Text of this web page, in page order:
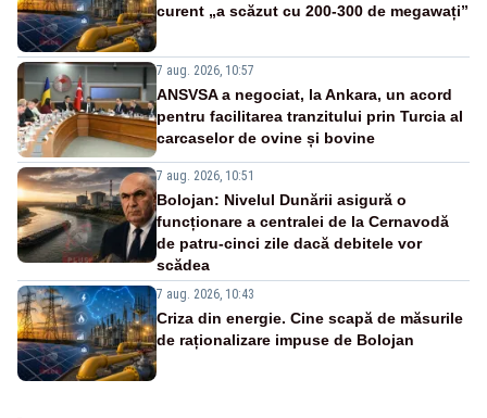
curent „a scăzut cu 200-300 de megawați”
7 aug. 2026, 10:57
ANSVSA a negociat, la Ankara, un acord
pentru facilitarea tranzitului prin Turcia al
carcaselor de ovine și bovine
7 aug. 2026, 10:51
Bolojan: Nivelul Dunării asigură o
funcționare a centralei de la Cernavodă
de patru-cinci zile dacă debitele vor
scădea
7 aug. 2026, 10:43
Criza din energie. Cine scapă de măsurile
de raționalizare impuse de Bolojan